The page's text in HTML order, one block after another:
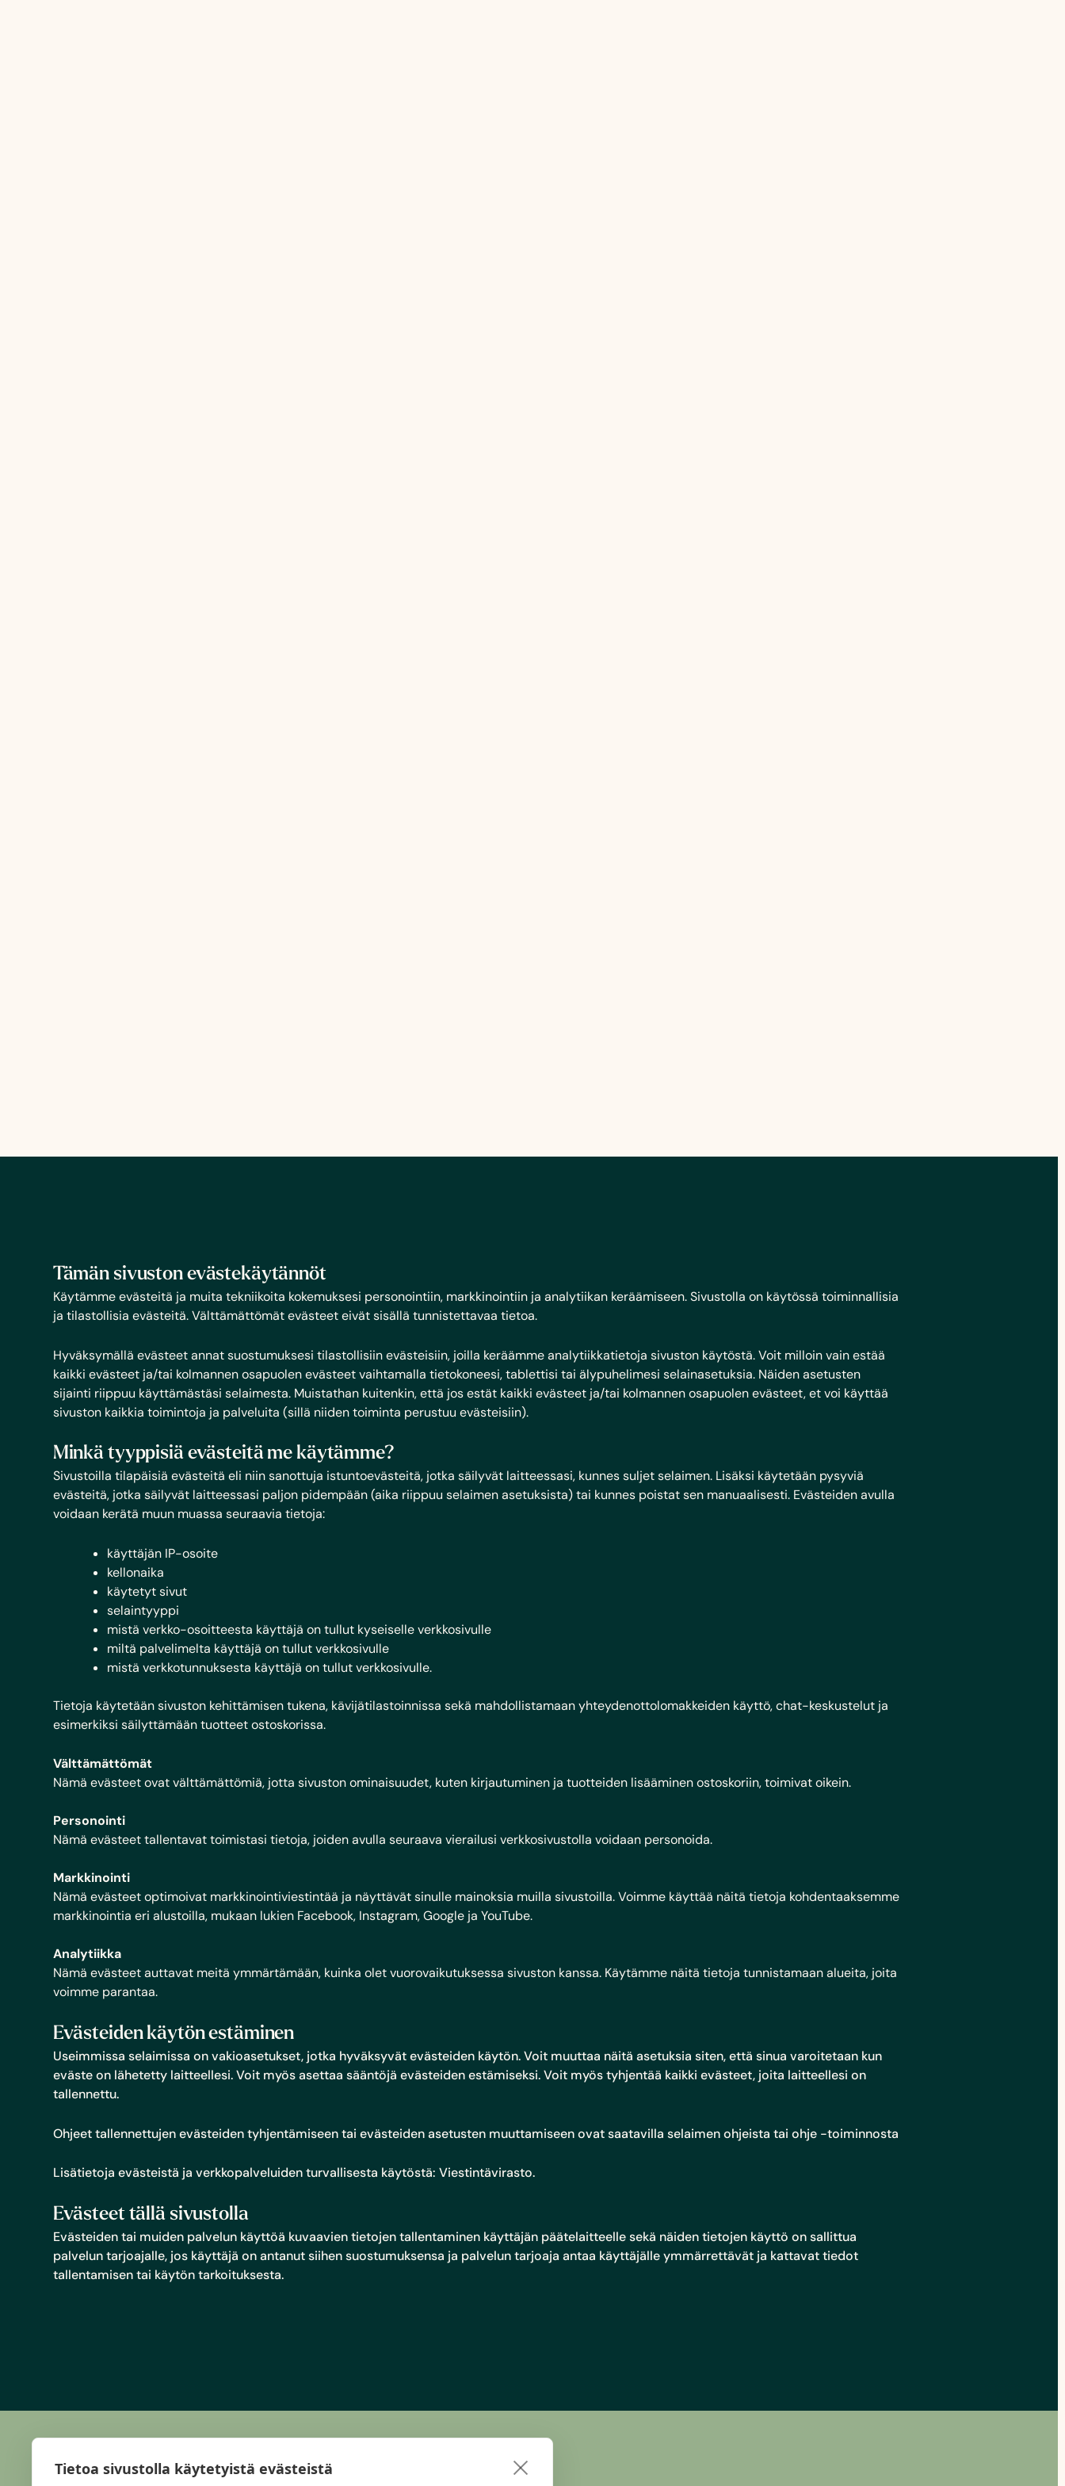
Tämän sivuston evästekäytännöt
Käytämme evästeitä ja muita tekniikoita kokemuksesi personointiin, markkinointiin ja analytiikan keräämiseen. Sivustolla on käytössä toiminnallisia
ja tilastollisia evästeitä. Välttämättömät evästeet eivät sisällä tunnistettavaa tietoa.
Hyväksymällä evästeet annat suostumuksesi tilastollisiin evästeisiin, joilla keräämme analytiikkatietoja sivuston käytöstä. Voit milloin vain estää
kaikki evästeet ja/tai kolmannen osapuolen evästeet vaihtamalla tietokoneesi, tablettisi tai älypuhelimesi selainasetuksia. Näiden asetusten
sijainti riippuu käyttämästäsi selaimesta. Muistathan kuitenkin, että jos estät kaikki evästeet ja/tai kolmannen osapuolen evästeet, et voi käyttää
sivuston kaikkia toimintoja ja palveluita (sillä niiden toiminta perustuu evästeisiin).
​​Minkä tyyppisiä evästeitä me käytämme?
Sivustoilla tilapäisiä evästeitä eli niin sanottuja istuntoevästeitä, jotka säilyvät laitteessasi, kunnes suljet selaimen. Lisäksi käytetään pysyviä
evästeitä, jotka säilyvät laitteessasi paljon pidempään (aika riippuu selaimen asetuksista) tai kunnes poistat sen manuaalisesti. Evästeiden avulla
voidaan kerätä muun muassa seuraavia tietoja:
käyttäjän IP-osoite
kellonaika
käytetyt sivut
selaintyyppi
mistä verkko-osoitteesta käyttäjä on tullut kyseiselle verkkosivulle
miltä palvelimelta käyttäjä on tullut verkkosivulle
mistä verkkotunnuksesta käyttäjä on tullut verkkosivulle.
Tietoja käytetään sivuston kehittämisen tukena, kävijätilastoinnissa sekä mahdollistamaan yhteydenottolomakkeiden käyttö, chat-keskustelut ja
esimerkiksi säilyttämään tuotteet ostoskorissa.
Välttämättömät
Nämä evästeet ovat välttämättömiä, jotta sivuston ominaisuudet, kuten kirjautuminen ja tuotteiden lisääminen ostoskoriin, toimivat oikein.
Personointi
Nämä evästeet tallentavat toimistasi tietoja, joiden avulla seuraava vierailusi verkkosivustolla voidaan personoida.
Markkinointi
Nämä evästeet optimoivat markkinointiviestintää ja näyttävät sinulle mainoksia muilla sivustoilla. Voimme käyttää näitä tietoja kohdentaaksemme
markkinointia eri alustoilla, mukaan lukien Facebook, Instagram, Google ja YouTube.
Analytiikka
Nämä evästeet auttavat meitä ymmärtämään, kuinka olet vuorovaikutuksessa sivuston kanssa. Käytämme näitä tietoja tunnistamaan alueita, joita
voimme parantaa.
Evästeiden käytön estäminen
Useimmissa selaimissa on vakioasetukset, jotka hyväksyvät evästeiden käytön. Voit muuttaa näitä asetuksia siten, että sinua varoitetaan kun
eväste on lähetetty laitteellesi. Voit myös asettaa sääntöjä evästeiden estämiseksi. Voit myös tyhjentää kaikki evästeet, joita laitteellesi on
tallennettu.
Ohjeet tallennettujen evästeiden tyhjentämiseen tai evästeiden asetusten muuttamiseen ovat saatavilla selaimen ohjeista tai ohje -toiminnosta
Lisätietoja evästeistä ja verkkopalveluiden turvallisesta käytöstä: Viestintävirasto.
Evästeet tällä sivustolla
Evästeiden tai muiden palvelun käyttöä kuvaavien tietojen tallentaminen käyttäjän päätelaitteelle sekä näiden tietojen käyttö on sallittua
palvelun tarjoajalle, jos käyttäjä on antanut siihen suostumuksensa ja palvelun tarjoaja antaa käyttäjälle ymmärrettävät ja kattavat tiedot
tallentamisen tai käytön tarkoituksesta.
Haluatko lisätietoja?
Tietoa sivustolla käytetyistä evästeistä